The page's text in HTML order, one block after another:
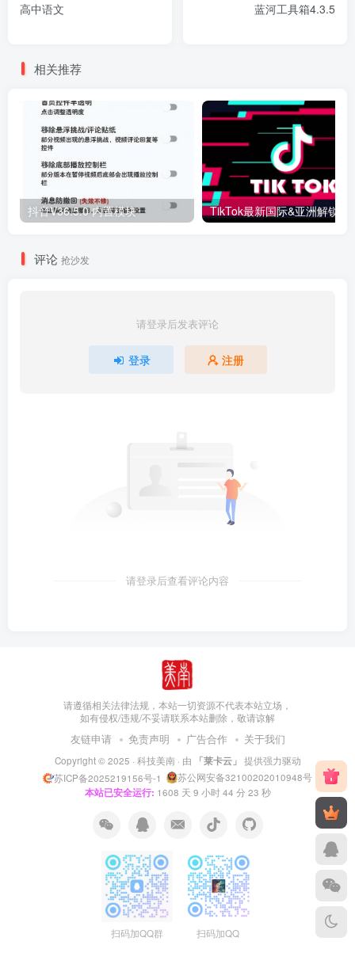
高中语文
蓝河工具箱4.3.5
相关推荐
抖音V36.5.0 内置模块
评论 抢沙发
请登录后发表评论
登录 注册
请登录后查看评论内容
请遵循相关法律法规，本站一切资源不代表本站立场，
如有侵权/违规/不妥请联系本站删除，敬请谅解
友链申请 免责声明 广告合作 关于我们
Copyright © 2025 · 科技美南 · 由 「莱卡云」 提供强力驱动
苏ICP备2025219156号-1
苏公网安备32100202010948号
本站已安全运行: 1608 天 9 小时44 分 23 秒
扫码加QQ群 扫码加QQ